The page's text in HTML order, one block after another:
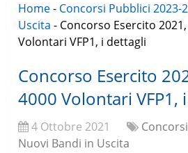
Home- Concorsi Pubblici 2023-
Uscita - Concorso Esercito
Volontari VFP1, i dettagli
Concorso Esercito
4000 Volontari VFP1,
4 Ottobre 2021
Nuovi Bandi in Uscita